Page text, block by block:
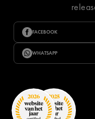
FACEBOOK
WHATSAPP